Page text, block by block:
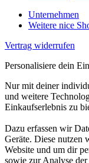
Unternehmen
Weitere nice
Vertrag widerrufen
Personalisiere dein
Nur mit deiner
und weitere
Einkaufserlebnis zu
Dazu erfassen wir
Geräte. Diese nutzen
Website und um dir
sowie zur Analyse